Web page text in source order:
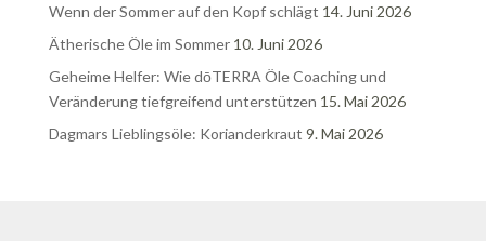
Wenn der Sommer auf den Kopf schlägt 14. Juni 2026
Ätherische Öle im Sommer 10. Juni 2026
Geheime Helfer: Wie dōTERRA Öle Coaching und
Veränderung tiefgreifend unterstützen 15. Mai 2026
Dagmars Lieblingsöle: Korianderkraut 9. Mai 2026